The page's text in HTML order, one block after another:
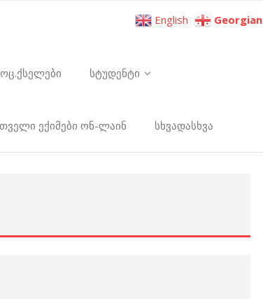
სტუდენტი
ექიმები ონ-ლაინ სხვადასხვა
English Georgian